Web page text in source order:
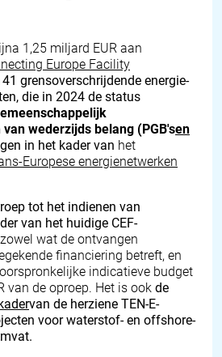
1,25 miljard EUR aan
Europe Facility
41 grensoverschrijdende energie-
die in 2024 de status
wederzijds belang (PGB'sen
in het kader van het
Europese energienetwerken
tot het indienen van
van het huidige CEF-
zowel wat de ontvangen
financiering betreft, en
indicatieve budget
van de oproep. Het is ook de
van de herziene TEN-E-
voor waterstof- en offshore-